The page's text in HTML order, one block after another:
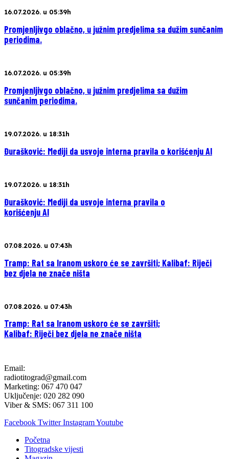
16.07.2026. u 05:39h
Promjenljivgo oblačno, u južnim predjelima sa dužim sunčanim
periodima.
16.07.2026. u 05:39h
Promjenljivgo oblačno, u južnim predjelima sa dužim
sunčanim periodima.
19.07.2026. u 18:31h
Đurašković: Mediji da usvoje interna pravila o korišćenju AI
19.07.2026. u 18:31h
Đurašković: Mediji da usvoje interna pravila o
korišćenju AI
07.08.2026. u 07:43h
Tramp: Rat sa Iranom uskoro će se završiti; Kalibaf: Riječi
bez djela ne znače ništa
07.08.2026. u 07:43h
Tramp: Rat sa Iranom uskoro će se završiti;
Kalibaf: Riječi bez djela ne znače ništa
Email:
radiotitograd@gmail.com
Marketing: 067 470 047
Uključenje: 020 282 090
Viber & SMS: 067 311 100
Facebook Twitter InstagramYoutube
Početna
Titogradske vijesti